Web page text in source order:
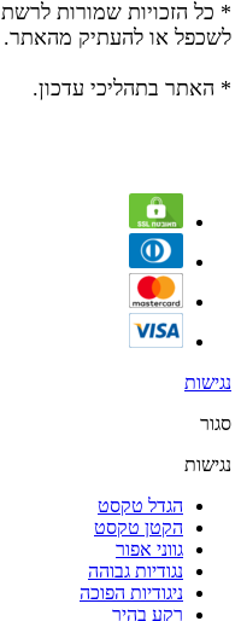
* כל הזכויות שמורות
לשכפל או להעתיק מהאתר.
* האתר בתהליכי עדכון.
נגישות
סגור
נגישות
הגדל טקסט
הקטן טקסט
גווני אפור
נגודיות גבוהה
ניגודיות הפוכה
רקע בהיר